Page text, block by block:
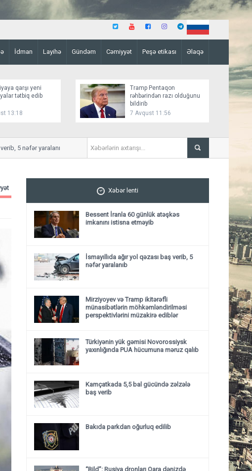
İdman Layihə Gündəm Cəmiyyət Peşə etikası Əlaqə
qarşı yeni
tətbiq edib
13:18
Tramp Pentaqon
rəhbərindən razı olduğunu
bildirib
7 Avqust 11:56
5 nəfər yaralanıb
Mirziyoyev və Tramp
ediblər
Xəbər lenti
Bessent İranla 60 günlük atəşkəs
imkanını istisna etməyib
İsmayıllıda ağır yol qəzası baş verib, 5
nəfər yaralanıb
Mirziyoyev və Tramp ikitərəfli
münasibətlərin möhkəmləndirilməsi
perspektivlərini müzakirə ediblər
Türkiyənin yük gəmisi Novorossiysk
yaxınlığında PUA hücumuna məruz qalıb
Kamçatkada 5,5 bal gücündə zəlzələ
baş verib
Bakıda parkdan oğurluq edilib
“Bild”: Rusiya dronları Qara dənizdə